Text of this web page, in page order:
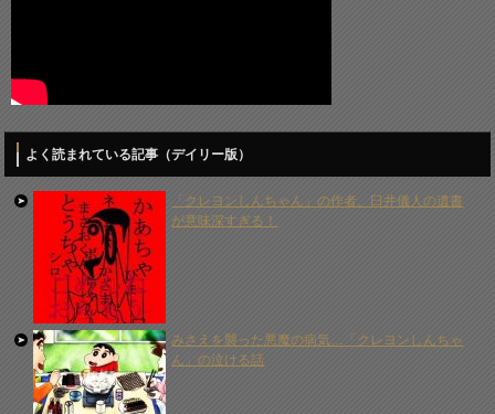
よく読まれている記事（デイリー版）
「クレヨンしんちゃん」の作者、臼井儀人の遺書
が意味深すぎる！
みさえを襲った悪魔の病気…「クレヨンしんちゃ
ん」の泣ける話